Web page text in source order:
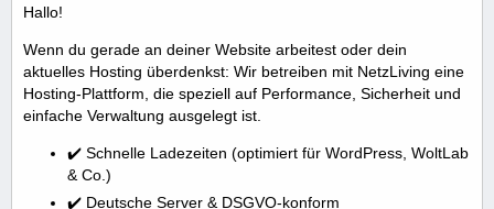
Hallo!
Wenn du gerade an deiner Website arbeitest oder dein
aktuelles Hosting überdenkst: Wir betreiben mit NetzLiving eine
Hosting-Plattform, die speziell auf Performance, Sicherheit und
einfache Verwaltung ausgelegt ist.
✔️ Schnelle Ladezeiten (optimiert für WordPress, WoltLab
& Co.)
✔️ Deutsche Server & DSGVO-konform